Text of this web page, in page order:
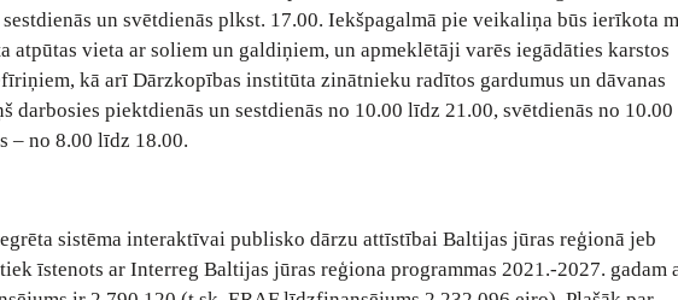
un svētdienās plkst. 17.00. Iekšpagalmā pie veikaliņa būs ierīkota
atpūtas vieta ar soliem un galdiņiem, un apmeklētāji varēs iegādāties karstos
kā arī Dārzkopības institūta zinātnieku radītos gardumus un dāvanas
darbosies piektdienās un sestdienās no 10.00 līdz 21.00, svētdienās no
– no 8.00 līdz 18.00.
sistēma interaktīvai publisko dārzu attīstībai Baltijas jūras reģionā jeb
īstenots ar Interreg Baltijas jūras reģiona programmas 2021.-2027. gadam